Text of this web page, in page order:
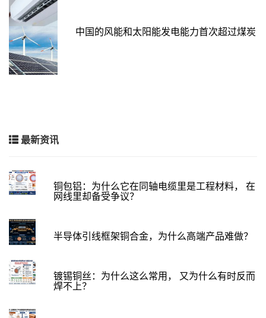
中国的风能和太阳能发电能力首次超过煤炭
最新资讯
铜包铝：为什么它在同轴电缆里是工程材料， 在
网线里却备受争议？
半导体引线框架铜合金，为什么高端产品难做？
镀锡铜丝：为什么这么常用， 又为什么有时反而
焊不上？